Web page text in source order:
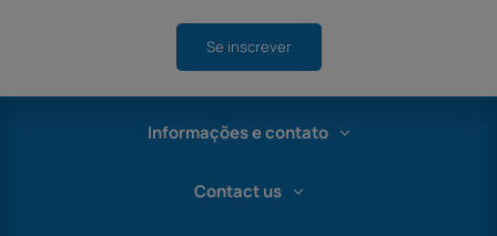
Se inscrever
Informações e contato
Contact us